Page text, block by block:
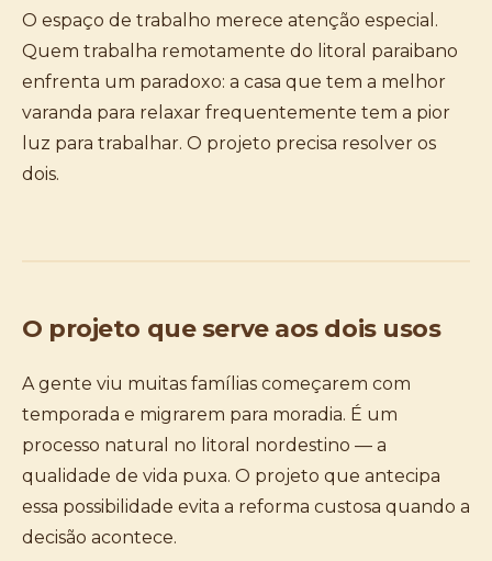
O espaço de trabalho merece atenção especial.
Quem trabalha remotamente do litoral paraibano
enfrenta um paradoxo: a casa que tem a melhor
varanda para relaxar frequentemente tem a pior
luz para trabalhar. O projeto precisa resolver os
dois.
O projeto que serve aos dois usos
A gente viu muitas famílias começarem com
temporada e migrarem para moradia. É um
processo natural no litoral nordestino — a
qualidade de vida puxa. O projeto que antecipa
essa possibilidade evita a reforma custosa quando a
decisão acontece.